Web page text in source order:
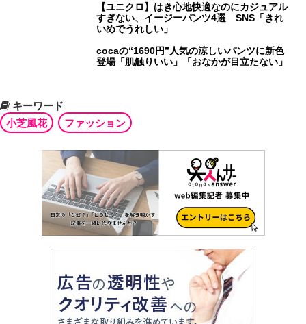
【ユニクロ】はき心地快適なのにカジュアル
すぎない、イージーパンツ4選 SNS「きれ
いめでうれしい」
cocaの“1690円”人気の涼しいパンツに新色
登場「肌触りいい」「おなかが目立たない」
キーワード
小芝風花
ファッション